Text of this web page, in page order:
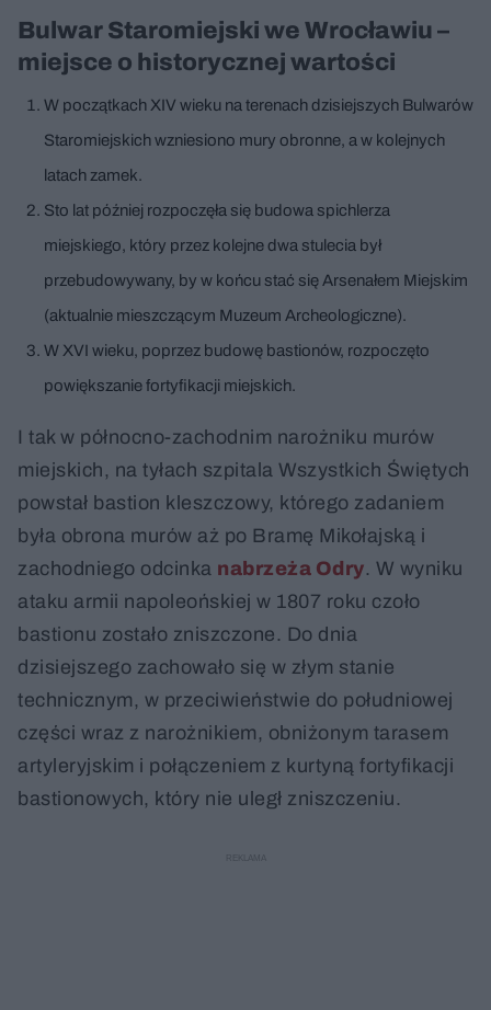
Bulwar Staromiejski we Wrocławiu –
miejsce o historycznej wartości
W początkach XIV wieku na terenach dzisiejszych Bulwarów
Staromiejskich wzniesiono mury obronne, a w kolejnych
latach zamek.
Sto lat później rozpoczęła się budowa spichlerza
miejskiego, który przez kolejne dwa stulecia był
przebudowywany, by w końcu stać się Arsenałem Miejskim
(aktualnie mieszczącym Muzeum Archeologiczne).
W XVI wieku, poprzez budowę bastionów, rozpoczęto
powiększanie fortyfikacji miejskich.
I tak w północno-zachodnim narożniku murów
miejskich, na tyłach szpitala Wszystkich Świętych
powstał bastion kleszczowy, którego zadaniem
była obrona murów aż po Bramę Mikołajską i
zachodniego odcinka nabrzeża Odry. W wyniku
ataku armii napoleońskiej w 1807 roku czoło
bastionu zostało zniszczone. Do dnia
dzisiejszego zachowało się w złym stanie
technicznym, w przeciwieństwie do południowej
części wraz z narożnikiem, obniżonym tarasem
artyleryjskim i połączeniem z kurtyną fortyfikacji
bastionowych, który nie uległ zniszczeniu.